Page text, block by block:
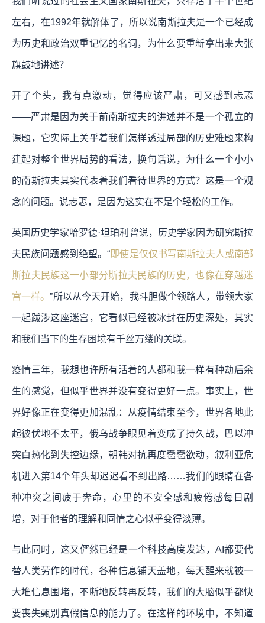
左右，在1992年就解体了，所以说南斯拉夫是一个已经成
为历史和政治双重记忆的名词，为什么要重新拿出来大张
旗鼓地讲述？
开了个头，我有点激动，觉得应该严肃，可又感到忐忑
——严肃是因为关于前南斯拉夫的讲述并不是一个孤立的
课题，它实际上关乎着我们怎样透过局部的历史难题来构
建起对整个世界局势的看法，换句话说，为什么一个小小
的南斯拉夫其实代表着我们看待世界的方式？这是一个观
念的问题。说忐忑，是因为这实在不是个轻松的工作。
英国历史学家哈罗德·坦珀利曾说，历史学家因为研究斯拉
夫民族问题感到绝望。“即使是仅仅书写南斯拉夫人或南部
斯拉夫民族这一小部分斯拉夫民族的历史，也像在穿越迷
宫一样。”所以从今天开始，我斗胆做个领路人，带领大家
一起跋涉这座迷宫，它看似已经被冰封在历史深处，其实
和我们当下的生存困境有千丝万缕的关联。
疫情三年，我想也许所有活着的人都和我一样有种劫后余
生的感觉，但似乎世界并没有变得更好一点。事实上，世
界好像正在变得更加混乱：从疫情结束至今，世界各地此
起彼伏地不太平，俄乌战争眼见着变成了持久战，巴以冲
突白热化到失控边缘，朝韩对抗再度蠢蠢欲动，叙利亚危
机进入第14个年头却迟迟看不到出路……我们的眼睛在各
种冲突之间疲于奔命，心里的不安全感和疲倦感每日剧
增，对于他者的理解和同情之心似乎变得淡薄。
与此同时，这又俨然已经是一个科技高度发达，AI都要代
替人类劳作的时代，各种信息铺天盖地，每天醒来就被一
大堆信息围堵，不断地反转再反转，我们的大脑似乎都快
要丧失甄别真假信息的能力了。在这样的环境中，不知道